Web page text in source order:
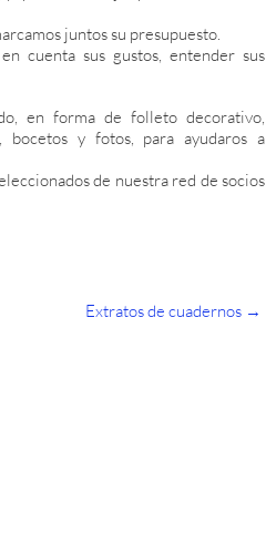
juntos su presupuesto.
cuenta sus gustos, entender sus
en forma de folleto decorativo,
bocetos y fotos, para ayudaros a
de nuestra red de socios
Extratos de cuadernos →